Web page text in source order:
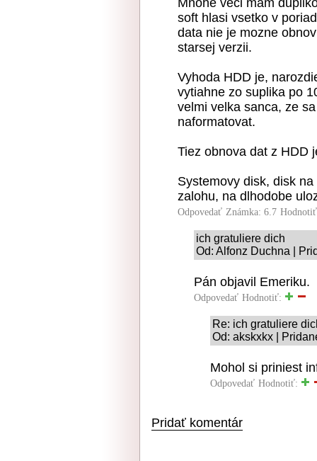
Mnohe veci mam
soft hlasi vsetko v
data nie je mozne
starsej verzii.
Vyhoda HDD je,
vytiahne zo suplika po
velmi velka sanca, ze
naformatovat.
Tiez obnova dat z HDD
Systemovy disk, disk
zalohu, na dlhodobe
Odpovedať Známka: 6.7
ich gratuliere dich
Od: Alfonz Duchna |
Pán objavil Emeriku.
Odpovedať Hodnotiť:
Re: ich gratuliere
Od: akskxkx |
Mohol si priniest
Odpovedať Hodnotiť:
Pridať komentár